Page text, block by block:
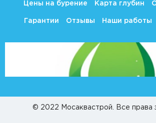
Цены на бурение Карта глубин
Гарантии Отзывы Наши работы
© 2022 Мосаквастрой. Все права